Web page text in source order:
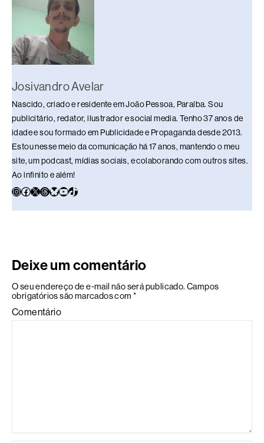
Josivandro Avelar
Nascido, criado e residente em João Pessoa, Paraíba. Sou
publicitário, redator, ilustrador e social media. Tenho 37 anos de
idade e sou formado em Publicidade e Propaganda desde 2013.
Estou nesse meio da comunicação há 17 anos, mantendo o meu
site, um podcast, mídias sociais, e colaborando com outros sites.
Ao infinito e além!
Deixe um comentário
O seu endereço de e-mail não será publicado. Campos
obrigatórios são marcados com *
Comentário